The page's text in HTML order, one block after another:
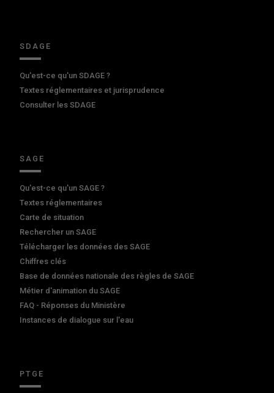
SDAGE
Qu'est-ce qu'un SDAGE ?
Textes réglementaires et jurisprudence
Consulter les SDAGE
SAGE
Qu'est-ce qu'un SAGE ?
Textes réglementaires
Carte de situation
Rechercher un SAGE
Télécharger les données des SAGE
Chiffres clés
Base de données nationale des règles de SAGE
Métier d'animation du SAGE
FAQ - Réponses du Ministère
Instances de dialogue sur l'eau
PTGE